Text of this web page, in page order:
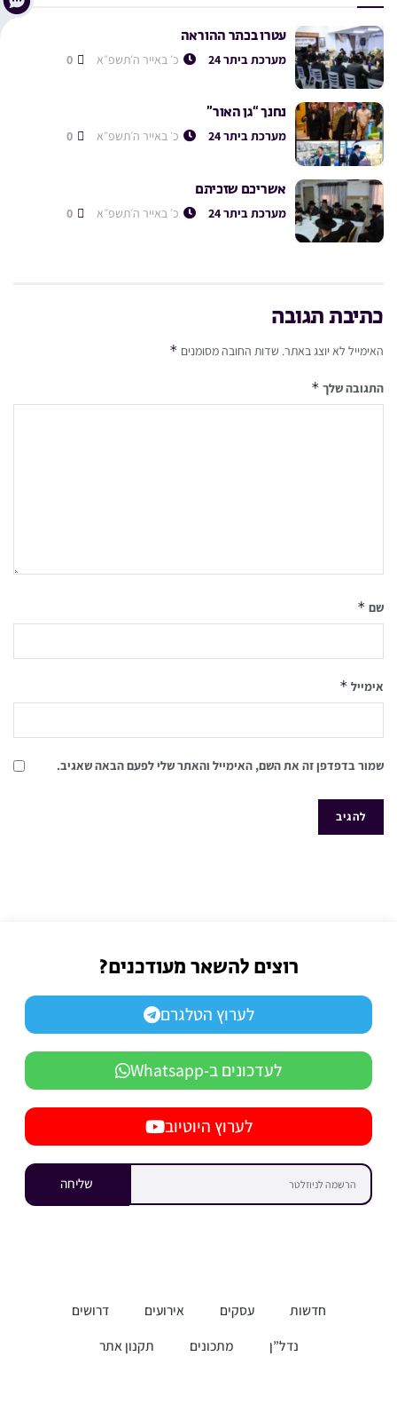
עטרו בכתר ההוראה
מערכת ביתר 24 כ׳ באייר ה׳תשפ״א
נחנך “גן האור”
מערכת ביתר 24 כ׳ באייר ה׳תשפ״א
אשריכם שזכיתם
מערכת ביתר 24 כ׳ באייר ה׳תשפ״א
כתיבת תגובה
האימייל לא יוצג באתר. שדות החובה מסומנים *
התגובה שלך *
שם *
אימייל *
שמור בדפדפן זה את השם, האימייל והאתר שלי לפעם הבאה שאגיב.
רוצים להשאר מעודכנים?
לערוץ הטלגרם
לעדכונים ב-Whatsapp
לערוץ היוטיוב
שליחה
חדשות עסקים אירועים
דרושים
נדל”ן
מתכונים תקנון אתר